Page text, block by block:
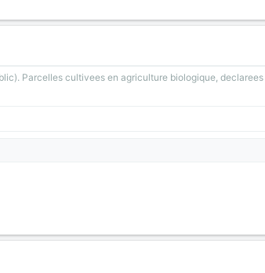
Parcelles cultivees en agriculture biologique,